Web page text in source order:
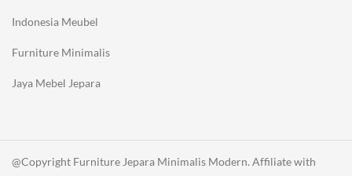
Indonesia Meubel
Furniture Minimalis
Jaya Mebel Jepara
@Copyright Furniture Jepara Minimalis Modern. Affiliate with